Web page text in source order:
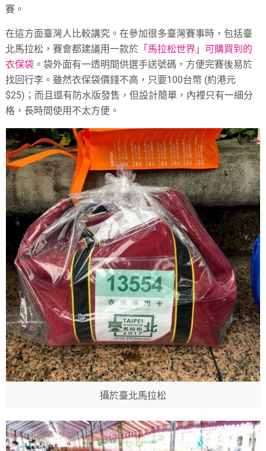
賽。
在這方面臺灣人比較講究。在參加很多臺灣賽事時，包括臺
北馬拉松，賽會都建議用一款於 「馬拉松世界」可購買到的
衣保袋 。袋外面有一透明間供選手送號碼，方便完賽後易於
找回行李。雖然衣保袋價錢不高，只要100台幣 (約港元
$25)；而且還有防水版發售，但設計簡單，內裡只有一細分
格，長時間使用不太方便。
攝於臺北馬拉松